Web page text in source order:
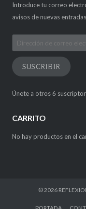
Introduce tu correo
avisos de nuevas
Dirección
de
correo
electrónico
SUSCRIBIR
Únete a otros 6
CARRITO
No hay productos en el
© 2026